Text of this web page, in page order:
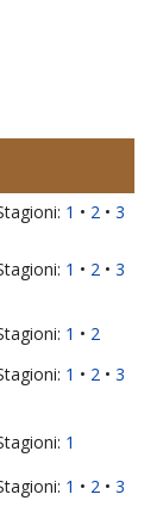
1 2
3
1 2
3
1
2
1 2
3
1
1 2
3